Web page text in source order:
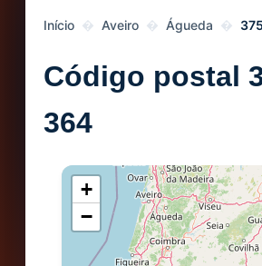
Início Aveiro Águeda
Código postal
364
+
−